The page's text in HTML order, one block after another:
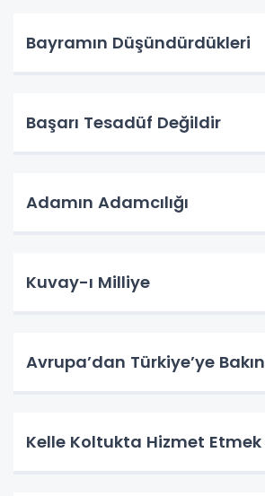
Bayramın Düşündürdükleri
Başarı Tesadüf Değildir
Adamın Adamcılığı
Kuvay-ı Milliye
Avrupa’dan Türkiye’ye Bakın
Kelle Koltukta Hizmet Etmek